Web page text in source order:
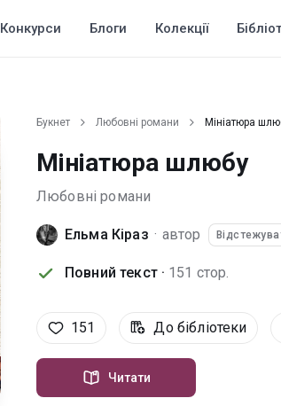
Конкурси Блоги Колекції
Букнет Любовні романи Мініатюра
Мініатюра шлюбу
Любовні романи
Ельма Кіраз · автор
Повний текст · 151 стор.
151 До бібліотеки
Читати